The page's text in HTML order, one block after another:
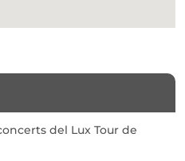
del Lux Tour de